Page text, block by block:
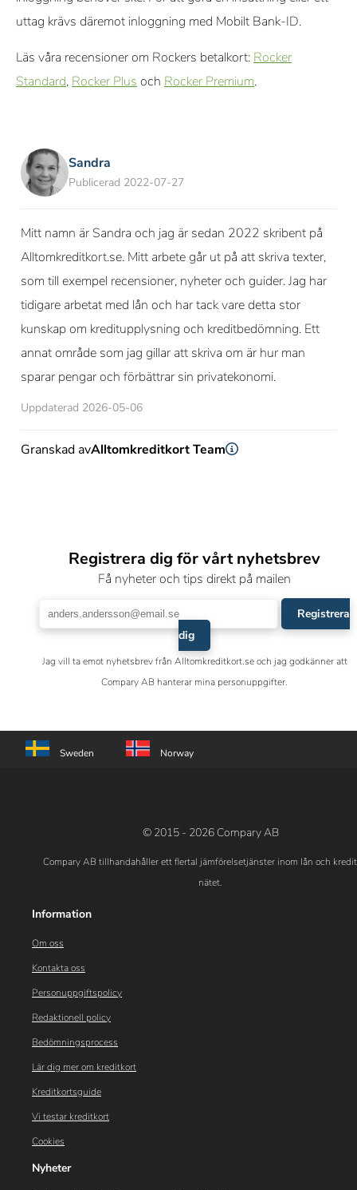
uttag krävs däremot inloggning med Mobilt Bank-ID.
Läs våra recensioner om Rockers betalkort: Rocker
Standard, Rocker Plus och Rocker Premium.
Sandra
Publicerad 2022-07-27
Mitt namn är Sandra och jag är sedan 2022 skribent på
Alltomkreditkort.se. Mitt arbete går ut på att skriva texter,
som till exempel recensioner, nyheter och guider. Jag har
tidigare arbetat med lån och har tack vare detta stor
kunskap om kreditupplysning och kreditbedömning. Ett
annat område som jag gillar att skriva om är hur man
sparar pengar och förbättrar sin privatekonomi.
Uppdaterad 2026-05-06
Granskad avAlltomkreditkort Team
Registrera dig för vårt nyhetsbrev
Få nyheter och tips direkt på mailen
Registrera
dig
Jag vill ta emot nyhetsbrev från Alltomkreditkort.se och jag godkänner att
Compary AB hanterar mina personuppgifter.
Sweden Norway
© 2015 - 2026 Compary AB
Compary AB tillhandahåller ett flertal jämförelsetjänster inom lån och
nätet.
Information
Om oss
Kontakta oss
Personuppgiftspolicy
Redaktionell policy
Bedömningsprocess
Lär dig mer om kreditkort
Kreditkortsguide
Vi testar kreditkort
Cookies
Nyheter